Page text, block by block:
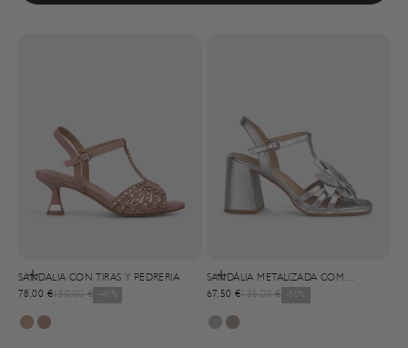
Selecionar opções
SANDALIA CON TIRAS Y PEDRERIA
Precio de oferta
78,00 €Precio normal
130,00 € -40%
Selecionar opções
SANDÁLIA METALIZADA COM
DETALHE DE FLOR
Precio de oferta
67,50 €Precio normal
135,00 € -50%